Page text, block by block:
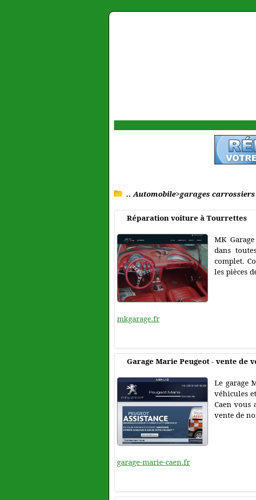
.. Automobile>garages
Réparation voiture à Tourrettes
MK
dans
complet.
les pièces
mkgarage.fr
Garage Marie Peugeot - vente de
Le garage
véhicules
Caen vous
vente de
garage-marie-caen.fr